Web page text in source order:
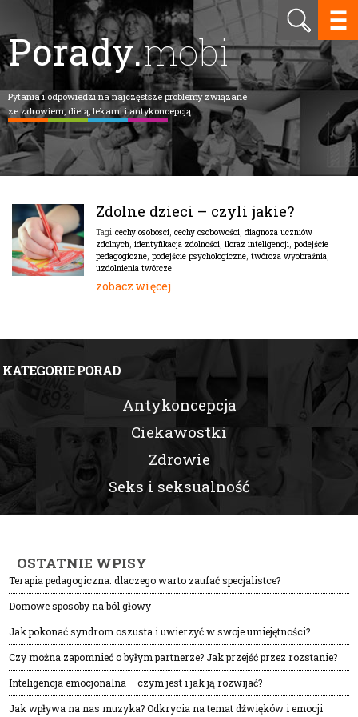
Porady.mobi
Pytania i odpowiedzi na najczęstsze problemy związane
ze zdrowiem, dietą, lekami i antykoncepcją.
Zdolne dzieci – czyli jakie?
Tagi:cechy osobosci, cechy osobowości, diagnoza uczniów
zdolnych, identyfikacja zdolności, iloraz inteligencji, podejście
pedagogiczne, podejście psychologiczne, twórcza wyobraźnia,
uzdolnienia twórcze
zobacz więcej
KATEGORIE PORAD
Antykoncepcja
Ciekawostki
Zdrowie
Seks i seksualność
OSTATNIE WPISY
Terapia pedagogiczna: dlaczego warto zaufać specjalistce?
Domowe sposoby na ból głowy
Jak pokonać syndrom oszusta i uwierzyć w swoje umiejętności?
Czy można zapomnieć o byłym partnerze? Jak przejść przez rozstanie?
Inteligencja emocjonalna – czym jest i jak ją rozwijać?
Jak wpływa na nas muzyka? Odkrycia na temat dźwięków i emocji